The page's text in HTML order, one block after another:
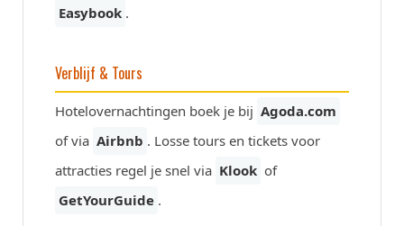
Easybook .
Verblijf & Tours
Hotelovernachtingen boek je bij Agoda.com
of via Airbnb . Losse tours en tickets voor
attracties regel je snel via Klook of
GetYourGuide .